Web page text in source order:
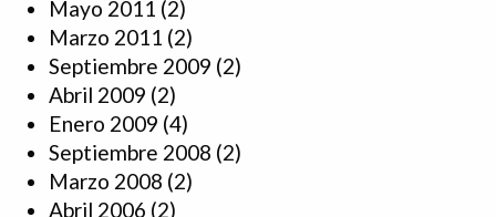
Mayo 2011 (2)
Marzo 2011 (2)
Septiembre 2009 (2)
Abril 2009 (2)
Enero 2009 (4)
Septiembre 2008 (2)
Marzo 2008 (2)
Abril 2006 (2)